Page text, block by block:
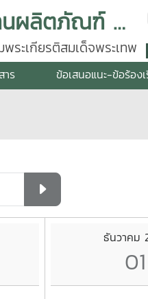
สถาบันบริการตรวจสอบคุณภาพและมาตรฐานผลิตภัณฑ์ มหาวิทยาลัยแม่โจ้
ะเกียรติสมเด็จพระเทพ
าร ข้อเสนอแนะ-ข้อร้อง
ธันวาคม
01